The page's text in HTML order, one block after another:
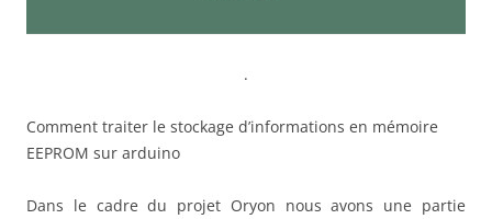
.
Comment traiter le stockage d’informations en mémoire
EEPROM sur arduino
Dans le cadre du projet Oryon nous avons une partie